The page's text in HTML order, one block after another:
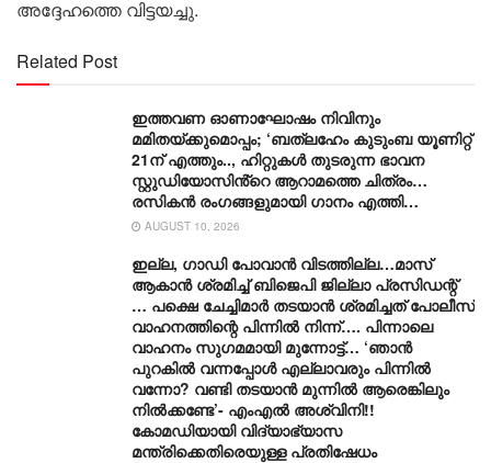
അദ്ദേഹത്തെ വിട്ടയച്ചു.
Related Post
ഇത്തവണ ഓണാഘോഷം നിവിനും
മമിതയ്ക്കുമൊപ്പം; ‘ബത്‍ലഹേം കുടുംബ യൂണിറ്റ്
21ന് എത്തും.., ഹിറ്റുകൾ തുടരുന്ന ഭാവന
സ്റ്റുഡിയോസിൻ്റെ ആറാമത്തെ ചിത്രം…
രസികൻ രംഗങ്ങളുമായി ഗാനം എത്തി…
AUGUST 10, 2026
ഇല്ല, ​ഗാഡി പോവാൻ വിടത്തില്ല…മാസ്
ആകാൻ ശ്രമിച്ച് ബിജെപി ജില്ലാ പ്രസിഡന്റ്
… പക്ഷെ ചേച്ചിമാർ തടയാൻ ശ്രമിച്ചത് പോലീസ്
വാഹനത്തിന്റെ പിന്നിൽ നിന്ന്…. പിന്നാലെ
വാഹനം സു​ഗമമായി മുന്നോട്ട്… ‘ഞാൻ
പുറകിൽ വന്നപ്പോൾ എല്ലാവരും പിന്നിൽ
വന്നോ? വണ്ടി തടയാൻ മുന്നിൽ ആരെങ്കിലും
നിൽക്കണ്ടേ’- എംഎൽ അശ്വിനി!!
കോമഡിയായി വിദ്യാഭ്യാസ
മന്ത്രിക്കെതിരെയുള്ള പ്രതിഷേധം